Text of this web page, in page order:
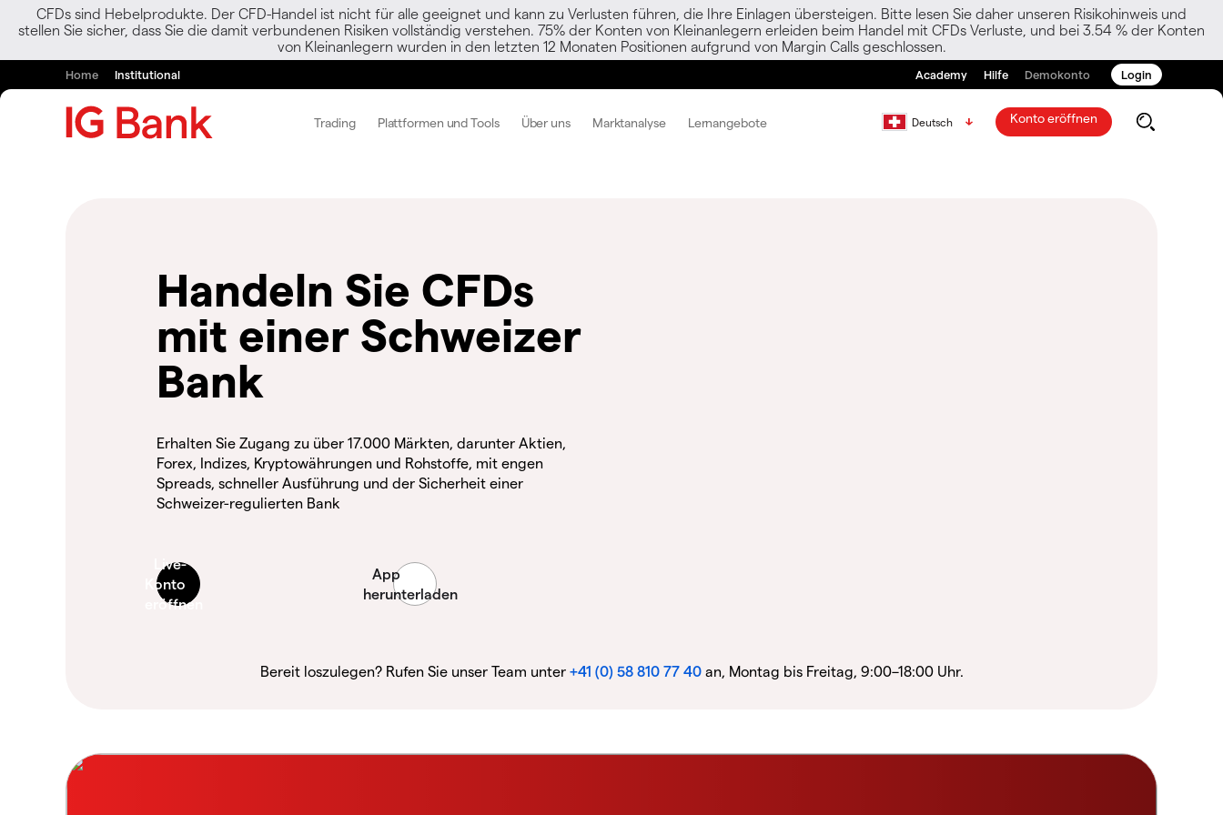
CFDs sind Hebelprodukte. Der CFD-Handel ist nicht für alle geeignet und kann zu Verlusten führen, die Ihre Einlagen übersteigen. Bitte lesen Sie daher unseren Risikohinweis und
stellen Sie sicher, dass Sie die damit verbundenen Risiken vollständig verstehen. 75% der Konten von Kleinanlegern erleiden beim Handel mit CFDs Verluste, und bei 3.54 % der Konten
von Kleinanlegern wurden in den letzten 12 Monaten Positionen aufgrund von Margin Calls geschlossen.
Home Institutional Academy Hilfe Demokonto Login
Trading Plattformen und Tools Über uns Marktanalyse Lernangebote Deutsch Konto eröffnen
Handeln Sie CFDs
mit einer Schweizer
Bank
Erhalten Sie Zugang zu über 17.000 Märkten, darunter Aktien,
Forex, Indizes, Kryptowährungen und Rohstoffe, mit engen
Spreads, schneller Ausführung und der Sicherheit einer
Schweizer-regulierten Bank
Bereit loszulegen? Rufen Sie unser Team unter +41 (0) 58 810 77 40an, Montag bis Freitag, 9:00–18:00 Uhr.